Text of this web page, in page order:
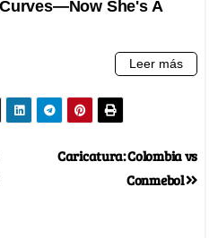
Caricatura: Colombia vs
Conmebol